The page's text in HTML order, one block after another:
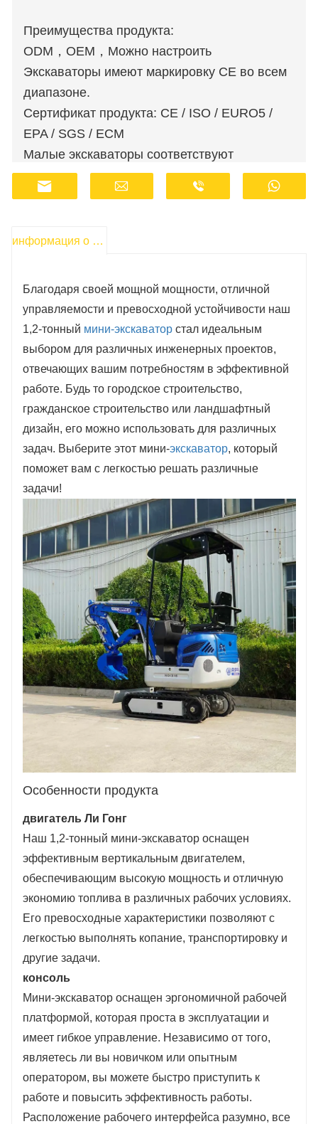
Преимущества продукта:
ODM，OEM，Можно настроить
Экскаваторы имеют маркировку CE во всем
диапазоне.
Сертификат продукта: CE / ISO / EURO5 /
EPA / SGS / ECM
Малые экскаваторы соответствуют
стандартам выбросов Euro 5 и EPA.
Оптовые заказы доступны по льготным
Производители имеют запасы и
работают онлайн 24 часа в сутки.
Заполните информацию, получите
предложения, станьте нашим агентом!
информация о продукте
Благодаря своей мощной мощности, отличной
управляемости и превосходной устойчивости наш
1,2-тонный мини-экскаватор стал идеальным
выбором для различных инженерных проектов,
отвечающих вашим потребностям в эффективной
работе. Будь то городское строительство,
гражданское строительство или ландшафтный
дизайн, его можно использовать для различных
задач. Выберите этот мини-экскаватор, который
поможет вам с легкостью решать различные
задачи!
Особенности продукта
двигатель Ли Гонг
Наш 1,2-тонный мини-экскаватор оснащен
эффективным вертикальным двигателем,
обеспечивающим высокую мощность и отличную
экономию топлива в различных рабочих условиях.
Его превосходные характеристики позволяют с
легкостью выполнять копание, транспортировку и
другие задачи.
консоль
Мини-экскаватор оснащен эргономичной рабочей
платформой, которая проста в эксплуатации и
имеет гибкое управление. Независимо от того,
являетесь ли вы новичком или опытным
оператором, вы можете быстро приступить к
работе и повысить эффективность работы.
Расположение рабочего интерфейса разумно, все